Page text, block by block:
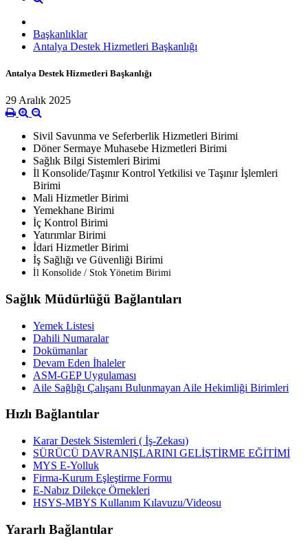
Başkanlıklar
Antalya Destek Hizmetleri Başkanlığı
Antalya Destek Hizmetleri Başkanlığı
29 Aralık 2025
Sivil Savunma ve Seferberlik Hizmetleri Birimi
Döner Sermaye Muhasebe Hizmetleri Birimi
Sağlık Bilgi Sistemleri Birimi
İl Konsolide/Taşınır Kontrol Yetkilisi ve Taşınır İşlemleri
Birimi
Mali Hizmetler Birimi
Yemekhane Birimi
İç Kontrol Birimi
Yatırımlar Birimi
İdari Hizmetler Birimi
İş Sağlığı ve Güvenliği Birimi
İl Konsolide / Stok Yönetim Birimi
Sağlık Müdürlüğü Bağlantıları
Yemek Listesi
Dahili Numaralar
Dokümanlar
Devam Eden İhaleler
ASM-GEP Uygulaması
Aile Sağlığı Çalışanı Bulunmayan Aile Hekimliği Birimleri
Hızlı Bağlantılar
Karar Destek Sistemleri ( İş-Zekası)
SÜRÜCÜ DAVRANIŞLARINI GELİŞTİRME EĞİTİMİ
MYS E-Yolluk
Firma-Kurum Eşleştirme Formu
E-Nabız Dilekçe Örnekleri
HSYS-MBYS Kullanım Kılavuzu/Videosu
Yararlı Bağlantılar